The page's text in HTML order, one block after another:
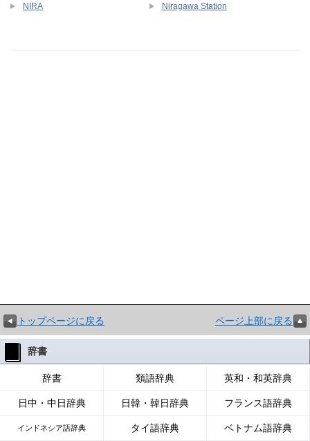
NIRA Niragawa Station
トップページに戻る ページ上部に戻る
辞書
辞書 類語辞典 英和・和英辞典
日中・中日辞典 日韓・韓日辞典 フランス語辞典
インドネシア語辞典 タイ語辞典 ベトナム語辞典